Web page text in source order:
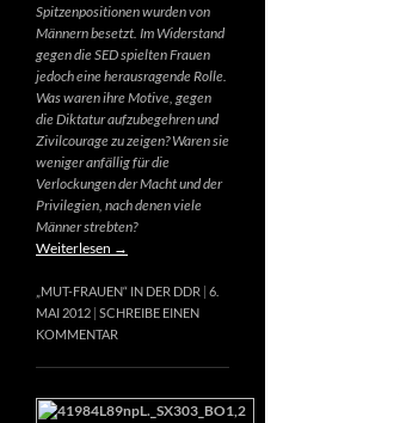
Spitzenpositionen wurden von
Männern besetzt. Im Widerstand
gegen die SED spielten Frauen
jedoch eine herausragende Rolle.
Was waren ihre Motive, gegen
die Diktatur aufzubegehren und
Zivilcourage zu zeigen? Waren sie
weniger anfällig für die
Verlockungen der Macht und der
Privilegien, nach denen viele
Männer strebten?
Weiterlesen →
„MUT-FRAUEN“ IN DER DDR 6.
MAI 2012 SCHREIBE EINEN
KOMMENTAR